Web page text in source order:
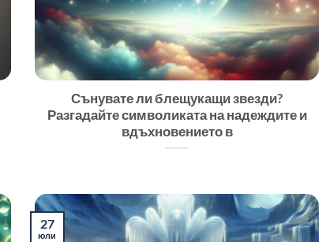
Сънувате ли блещукащи звезди?
Разгадайте символиката на надеждите и
вдъхновението в
27
юли